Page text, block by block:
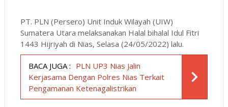
PT. PLN (Persero) Unit Induk Wilayah (UIW)
Sumatera Utara melaksanakan Halal bihalal Idul Fitri
1443 Hijriyah di Nias, Selasa (24/05/2022) lalu.
BACA JUGA : PLN UP3 Nias Jalin
Kerjasama Dengan Polres Nias Terkait
Pengamanan Ketenagalistrikan